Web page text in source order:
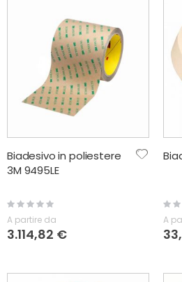
Biadesivo in poliestere
3M 9495LE
Rating:
A partire da
3.114,82 €
A